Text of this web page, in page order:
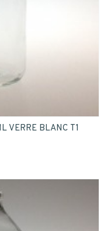
VERRE BLANC T1